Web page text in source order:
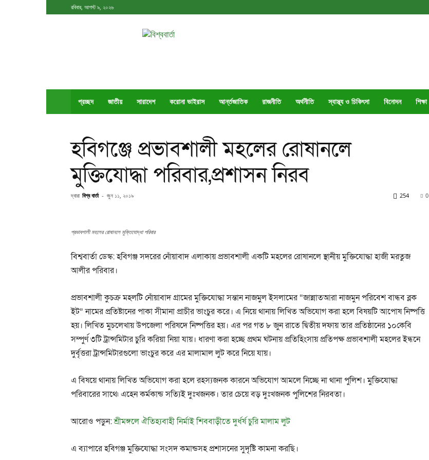
রবিবার, আগস্ট ৯, ২০২৬
প্রচ্ছদ জাতীয় সারাদেশ করোনা ভাইরাস আর্ন্তজাতিক রাজনীতি অর্থনীতি স্বাস্থ্য ও চিকিৎসা বিনোদন শিক্ষা
হবিগঞ্জে প্রভাবশালী মহলের রোষানলে
মুক্তিযোদ্ধা পরিবার,প্রশাসন নিরব
দ্বারা বিশ্ব বার্তা - জুন ১১, ২০১৯ 0
254
প্রভাবশালী মহলের রোষানলে মুক্তিযোদ্ধা পরিবার
বিশ্ববার্তা ডেস্ক: হবিগঞ্জ সদরের নোঁয়াবাদ এলাকায় প্রভাবশালী একটি মহলের রোষানলে স্থানীয় মুক্তিযোদ্ধা হাজী মরতুজ
আলীর পরিবার।
প্রভাবশালী কুচক্র মহলটি নোঁয়াবাদ গ্রামের মুক্তিযোদ্ধা সন্তান নাজমুল ইসলামের “জান্নাতআরা নাজমুন পরিবেশ বান্ধব ব্লক
ইট” নামের প্রতিষ্টানের পাকা সীমানা প্রাচীর ভাংচুর করে। এ নিয়ে থানায় লিখিত অভিযোগ করা হলে বিষয়টি আপোষ নিষ্পত্তি
হয়। লিখিত মুচলেখায় উপজেলা পরিষদে নিষ্পত্তির হয়। এর পর গত ৮ জুন রাতে দ্বিতীয় দফায় তার প্রতিষ্ঠানের ১০কেবি
সম্পুর্ণ ৩টি ট্রান্সমিটার চুরি করিয়া নিয়া যায়। ধারণা করা হচ্ছে প্রথম ঘটনায় প্রতিহিংসায় প্রতিপক্ষ প্রভাবশালী মহলের ইন্ধনে
দুর্বৃত্তরা ট্রান্সমিটারগুলো ভাংচুর করে এর মালামাল লুট করে নিয়ে যায়।
এ বিষয়ে থানায় লিখিত অভিযোগ করা হলে রহস্যজনক কারনে অভিযোগ আমলে নিচ্ছে না থানা পুলিশ। মুক্তিযোদ্ধা
পরিবারের সাথে৷ এহেন কর্মকান্ড সত্যিই দুঃখজনক। তার চেয়ে বড় দুঃখজনক পুলিশের নিরবতা।
আরোও পড়ুন:শ্রীমঙ্গলে ঐতিহ্যবাহী নির্মাই শিববাড়ীতে দুর্ধর্ষ চুরি মালাম লুট
এ ব্যাপারে হবিগঞ্জ মুক্তিযোদ্ধা সংসদ কমান্ডসহ প্রশাসনের সুদৃষ্টি কামনা করছি।